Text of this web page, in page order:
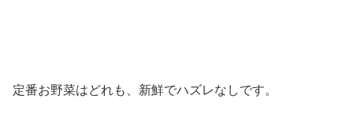
定番お野菜はどれも、新鮮でハズレなしです。